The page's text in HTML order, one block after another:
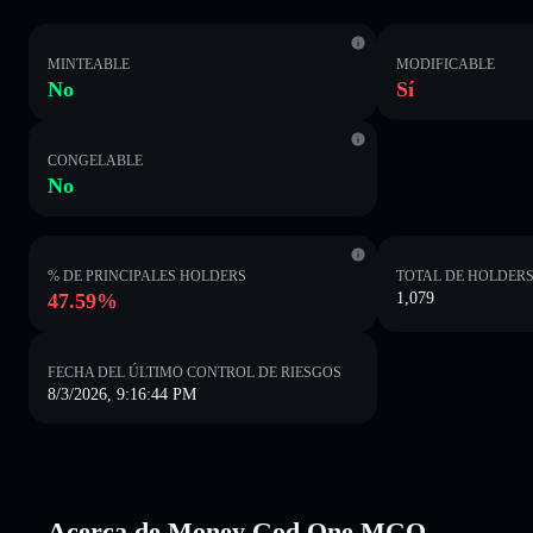
MINTEABLE
No
MODIFICABLE
Sí
CONGELABLE
No
% DE PRINCIPALES HOLDERS
47.59%
TOTAL DE
1,079
FECHA DEL ÚLTIMO CONTROL DE RIESGOS
8/3/2026, 9:16:44 PM